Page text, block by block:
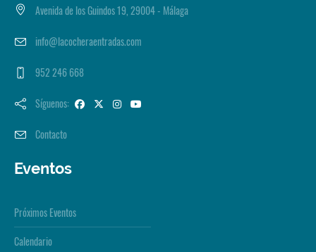
Avenida de los Guindos 19, 29004 - Málaga
info@lacocheraentradas.com
952 246 668
Síguenos:
Contacto
Eventos
Próximos Eventos
Calendario